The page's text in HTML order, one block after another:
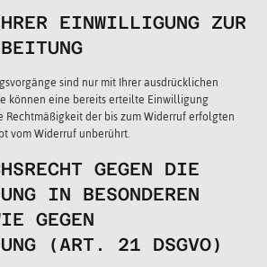
EINWILLIGUNG ZUR
sind nur mit Ihrer ausdrücklichen
können eine bereits erteilte Einwilligung
Rechtmäßigkeit der bis zum Widerruf erfolgten
vom Widerruf unberührt.
GEGEN DIE
IN BESONDEREN
GEGEN
(ART. 21 DSGVO)